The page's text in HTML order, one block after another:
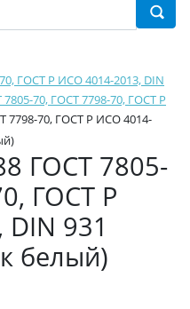
ГОСТ Р ИСО 4014-2013, DIN
70, ГОСТ 7798-70, ГОСТ Р
7798-70, ГОСТ Р ИСО 4014-
ГОСТ 7805-
ГОСТ Р
931
белый)